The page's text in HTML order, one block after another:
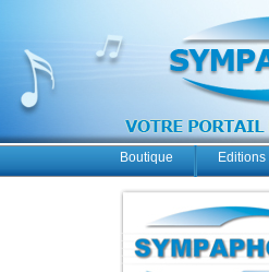
Boutique Editions